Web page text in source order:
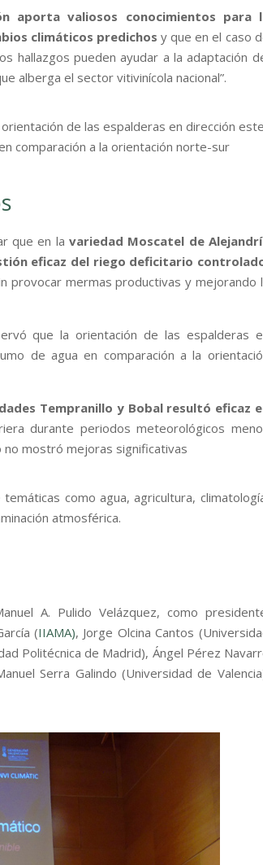
aporta valiosos conocimientos para
climáticos predichos y que en el caso
hallazgos pueden ayudar a la adaptación
alberga el sector vitivinícola nacional”.
de las espalderas en dirección
comparación a la orientación norte-sur
que en la variedad Moscatel de
eficaz del riego deficitario
provocar mermas productivas y mejorando
que la orientación de las espalderas
de agua en comparación a la
Tempranillo y Bobal resultó eficaz
durante periodos meteorológicos
no mostró mejoras significativas
como agua, agricultura,
atmosférica.
A. Pulido Velázquez, como
(IIAMA), Jorge Olcina Cantos
Politécnica de Madrid), Ángel Pérez
Serra Galindo (Universidad de